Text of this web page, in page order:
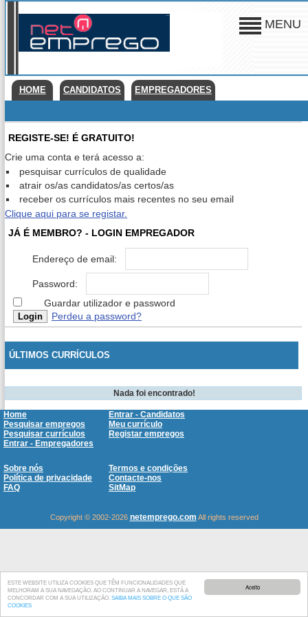
Aceito
ESTE WEBSITE UTILIZA COOKIES QUE TÊM FUNCIONALIDADES QUE
MELHORAM A SUA NAVEGAÇÃO. AO CONTINUAR A NAVEGAR, ESTÁ A
CONCORDAR COM A SUA UTILIZAÇÃO. SAIBA MAIS SOBRE O QUE SÃO
COOKIES
MENU
HOME CANDIDATOS EMPREGADORES
REGISTE-SE! É GRATUITO!
Crie uma conta e terá acesso a:
pesquisar currículos de qualidade
atrair os/as candidatos/as certos/as
receber os currículos mais recentes no seu email
Clique aqui para se registar.
JÁ É MEMBRO? - LOGIN EMPREGADOR
Endereço de email:
Password:
Guardar utilizador e password
Perdeu a password?
ÚLTIMOS CURRÍCULOS
Nada foi encontrado!
Home
Entrar - Candidatos
Pesquisar empregos
Meu currículo
Pesquisar currículos
Registar empregos
Entrar - Empregadores
Sobre nós
Termos e condições
Política de privacidade
Contacte-nos
FAQ
SitMap
Copyright © 2002-2026 netemprego.com All rights reserved